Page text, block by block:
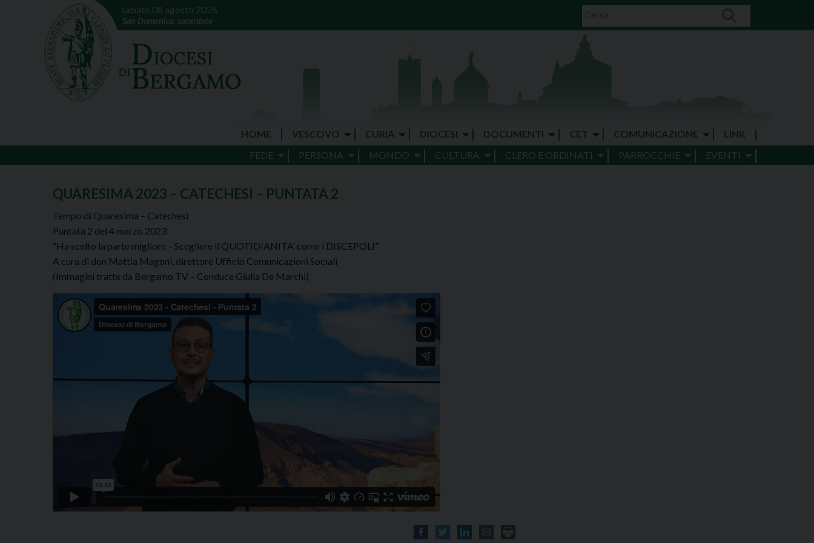
sabato 08 agosto 2026
San Domenico, sacerdote
HOME VESCOVO CURIA DIOCESI DOCUMENTI CET COMUNICAZIONE
LINK
FEDE
PERSONA MONDO CULTURA CLERO E ORDINATI PARROCCHIE EVENTI
QUARESIMA 2023 – CATECHESI – PUNTATA 2
Tempo di Quaresima – Catechesi
Puntata 2 del 4 marzo 2023
“Ha scelto la parte migliore – Scegliere il QUOTIDIANITA’ come i DISCEPOLI”
A cura di don Mattia Magoni, direttore Ufficio Comunicazioni Sociali
(Immagini tratte da Bergamo TV – Conduce Giulia De Marchi)